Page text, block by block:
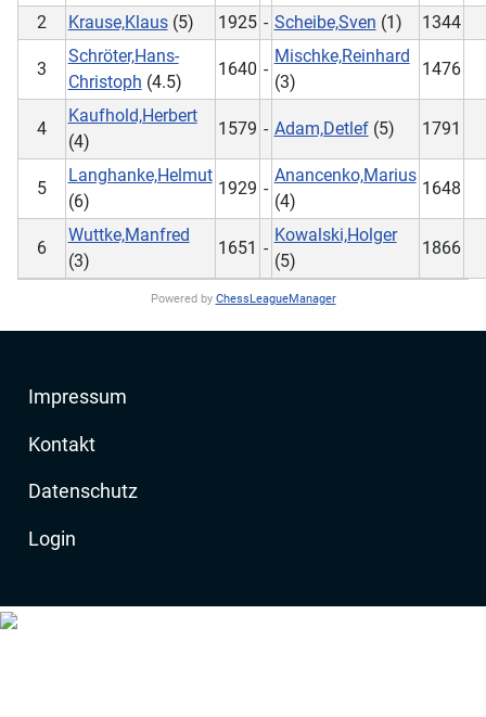
2 Krause,Klaus(5) 1925 - Scheibe,Sven (1) 1344
3
Schröter,Hans-
Christoph (4.5)
1640 -
Mischke,Reinhard
(3)
1476
4
Kaufhold,Herbert
(4)
1579 - Adam,Detlef(5) 1791
5
Langhanke,Helmut
(6)
1929 -
Anancenko,Marius
(4)
1648
6
Wuttke,Manfred
(3)
1651 -
Kowalski,Holger
(5)
1866
Powered by ChessLeagueManager
Impressum
Kontakt
Datenschutz
Login